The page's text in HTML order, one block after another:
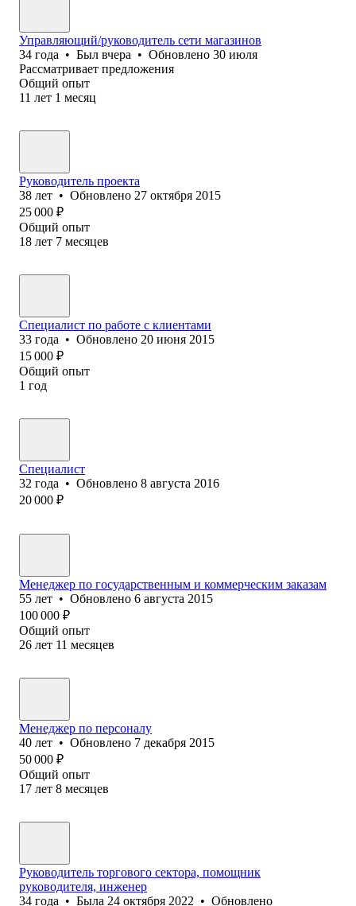
Управляющий/руководитель сети магазинов
34 года • Был вчера • Обновлено 30 июля
Рассматривает предложения
Общий опыт
11 лет 1 месяц
Руководитель проекта
38 лет • Обновлено 27 октября 2015
25 000 ₽
Общий опыт
18 лет 7 месяцев
Специалист по работе с клиентами
33 года • Обновлено 20 июня 2015
15 000 ₽
Общий опыт
1 год
Специалист
32 года • Обновлено 8 августа 2016
20 000 ₽
Менеджер по государственным и коммерческим заказам
55 лет • Обновлено 6 августа 2015
100 000 ₽
Общий опыт
26 лет 11 месяцев
Менеджер по персоналу
40 лет • Обновлено 7 декабря 2015
50 000 ₽
Общий опыт
17 лет 8 месяцев
Руководитель торгового сектора, помощник
руководителя, инженер
34 года • Была 24 октября 2022 • Обновлено